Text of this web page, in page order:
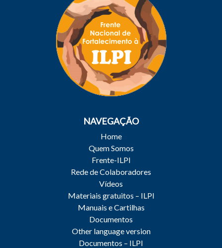
NAVEGAÇÃO
Home
Quem Somos
Frente-ILPI
Rede de Colaboradores
Vídeos
Materiais gratuitos – ILPI
Manuais e Cartilhas
Documentos
Other language version
Documentos – ILPI